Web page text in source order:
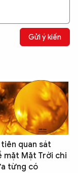
Gửi ý kiến
tiên quan sát
mặt Mặt Trời chi
từng có